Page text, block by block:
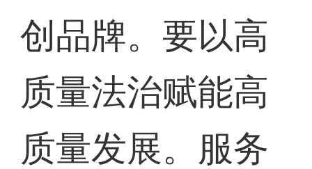
创品牌。要以高
质量法治赋能高
质量发展。服务